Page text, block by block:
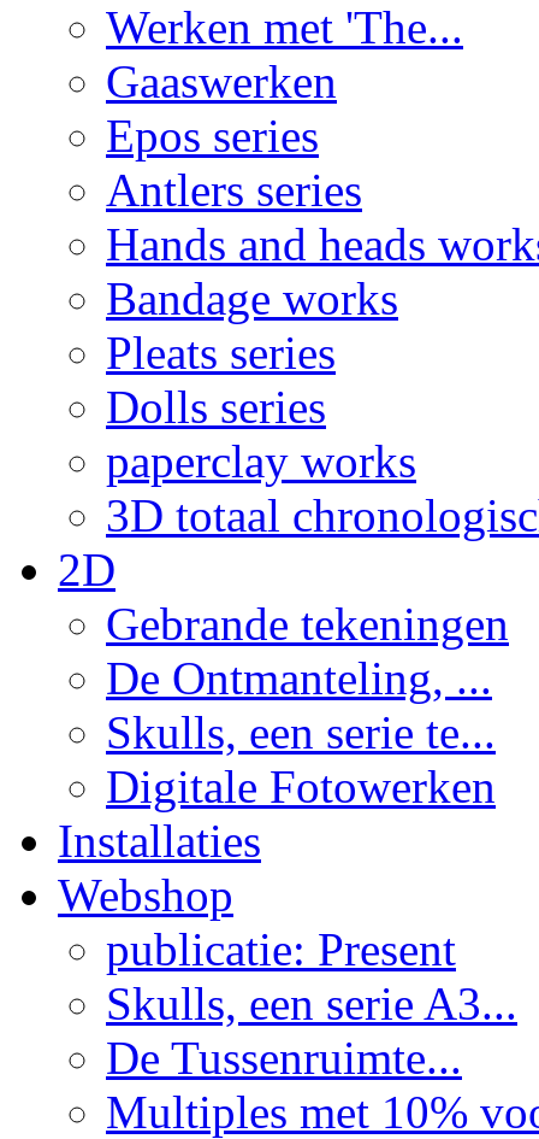
Werken met 'The...
Gaaswerken
Epos series
Antlers series
Hands and heads
Bandage works
Pleats series
Dolls series
paperclay works
3D totaal
2D
Gebrande tekeningen
De Ontmanteling, ...
Skulls, een serie te...
Digitale Fotowerken
Installaties
Webshop
publicatie: Present
Skulls, een serie A3...
De Tussenruimte...
Multiples met 10%